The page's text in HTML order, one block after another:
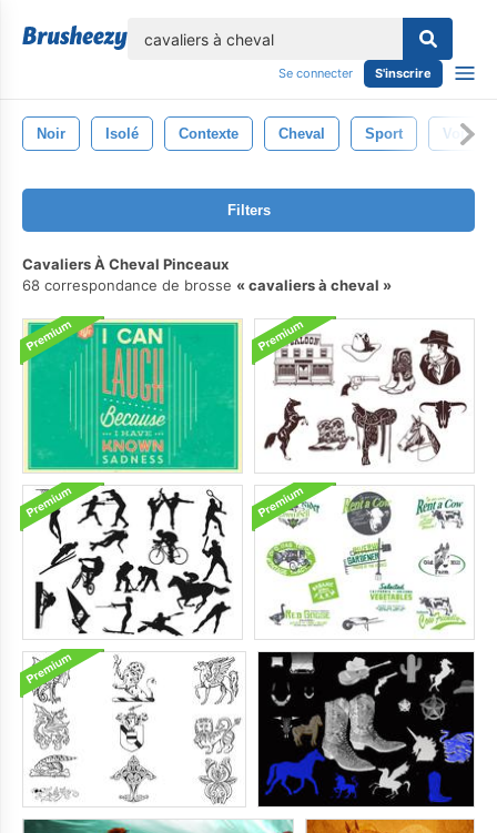
Se connecter S'inscrire
Noir Isolé Contexte Cheval Sport Voiture
Filters
Cavaliers À Cheval Pinceaux
68 correspondance de brosse
cavaliers à cheval